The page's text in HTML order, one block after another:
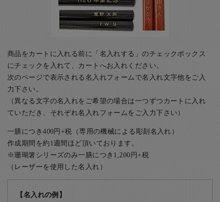
商品をカートに入れる前に「名入れする」のチェックボックス
にチェックを入れて、カートへお入れください。
次のページで表示される名入れフォームで名入れ文字他をご入
力下さい。
（異なる文字の名入れをご希望の場合は一つずつカートに入れ
ていただき、それぞれ名入れフォームをご入力下さい）
一膳につき400円+税（専用の機械による彫刻名入れ）
作成期間を約1週間ほど頂いております。
※珊瑚箸シリーズのみ一膳につき1,200円+税
（レーザーを使用した名入れ）
【名入れの例】